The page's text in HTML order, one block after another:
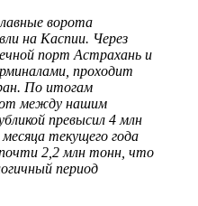
ворота
на Каспии. Через
порт Астрахань и
проходит
По итогам
между нашим
превысил 4 млн
текущего года
2,2 млн тонн, что
период